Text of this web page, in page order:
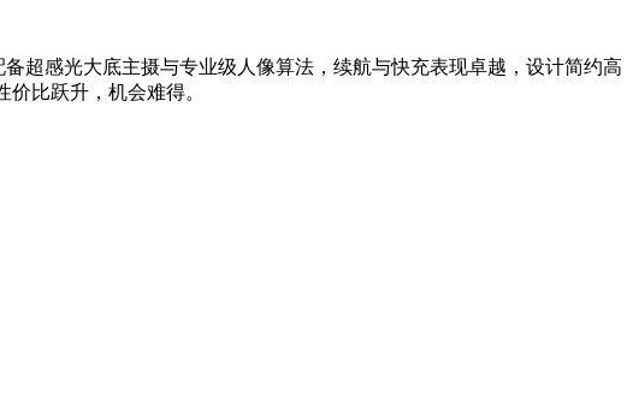
超感光大底主摄与专业级人像算法，续航与快充表现卓越，设计简约高
比跃升，机会难得。